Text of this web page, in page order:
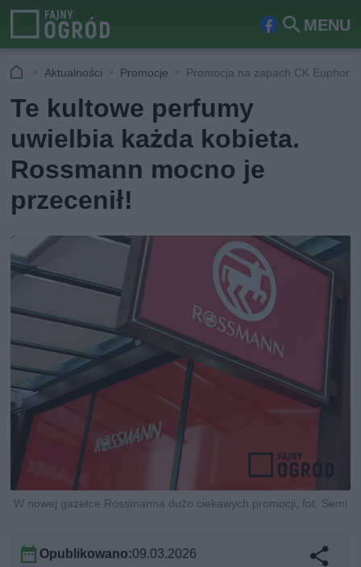
MENU
Fa
ook
Szu
kaj
Aktualności Promocje Promocja na zapach CK
Te kultowe perfumy
uwielbia każda kobieta.
Rossmann mocno je
przecenił!
W nowej gazetce Rossmanna dużo ciekawych promocji, fot. Semi
Opublikowano:09.03.2026